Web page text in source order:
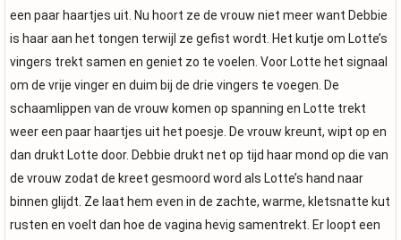
een paar haartjes uit. Nu hoort ze de vrouw niet meer want Debbie
is haar aan het tongen terwijl ze gefist wordt. Het kutje om Lotte’s
vingers trekt samen en geniet zo te voelen. Voor Lotte het signaal
om de vrije vinger en duim bij de drie vingers te voegen. De
schaamlippen van de vrouw komen op spanning en Lotte trekt
weer een paar haartjes uit het poesje. De vrouw kreunt, wipt op en
dan drukt Lotte door. Debbie drukt net op tijd haar mond op die van
de vrouw zodat de kreet gesmoord word als Lotte’s hand naar
binnen glijdt. Ze laat hem even in de zachte, warme, kletsnatte kut
rusten en voelt dan hoe de vagina hevig samentrekt. Er loopt een